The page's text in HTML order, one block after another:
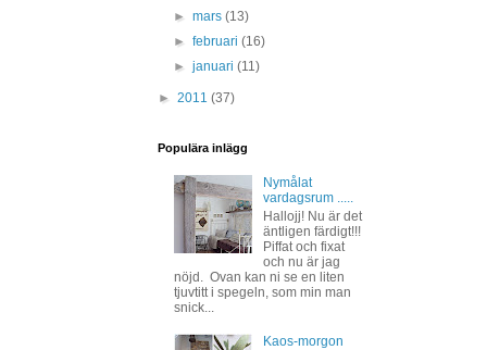
►mars(13)
►februari(16)
►januari(11)
► 2011 (37)
Populära inlägg
Nymålat
vardagsrum .....
Hallojj! Nu är det
äntligen färdigt!!!
Piffat och fixat
och nu är jag
nöjd. Ovan kan ni se en liten
tjuvtitt i spegeln, som min man
snick...
Kaos-morgon